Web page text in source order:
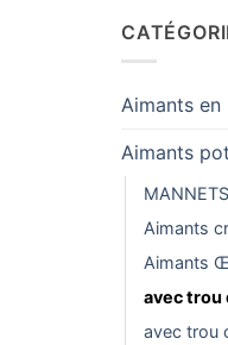
Aimants en
Aimants pot
Aimants
Aimants
avec trou
avec trou